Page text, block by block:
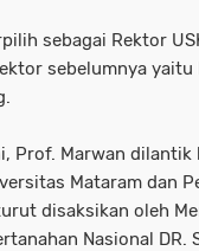
sebagai Rektor
sebelumnya yaitu
Prof. Marwan dilantik
Mataram dan
disaksikan oleh
Nasional DR.